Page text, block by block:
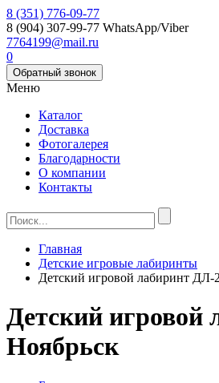
8 (351) 776-09-77
8 (904) 307-99-77 WhatsApp/Viber
7764199@mail.ru
0
Обратный звонок
Меню
Каталог
Доставка
Фотогалерея
Благодарности
О компании
Контакты
Главная
Детские игровые лабиринты
Детский игровой лабиринт ДЛ-
Детский игровой
Ноябрьск